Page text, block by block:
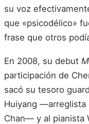
su voz
que «psicodélico»
frase que otros
En 2008, su debut
participación de
sacó su tesoro
Huiyang —arreglista
Chan— y al pianista